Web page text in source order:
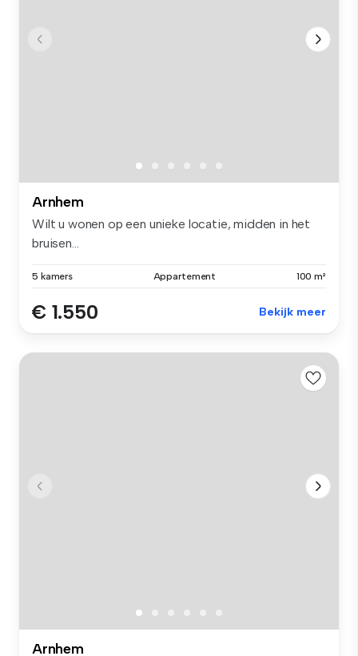
Arnhem
Wilt u wonen op een unieke locatie, midden in het
bruisen...
5 kamers Appartement 100 m²
€ 1.550 Bekijk meer
Arnhem